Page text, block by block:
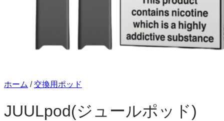
ホーム / 交換用ポッド
JUULpod(ジュールポッド)